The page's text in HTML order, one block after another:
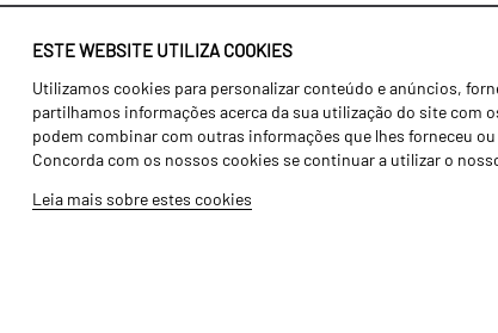
ESTE WEBSITE UTILIZA COOKIES
Utilizamos cookies para personalizar conteúdo e anúncios,
partilhamos informações acerca da sua utilização do site com
podem combinar com outras informações que lhes forneceu
Concorda com os nossos cookies se continuar a utilizar o
Leia mais sobre estes cookies
Identidade
História
Fábrica / Produção
Recursos Humanos
Agricultura
Transportes
Gama Floresta